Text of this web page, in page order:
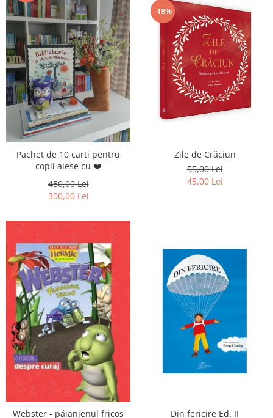
Pachet de 10 carti pentru
copii alese cu ❤️
450,00 Lei
300,00 Lei
-18%
Zile de Crăciun
55,00 Lei
45,00 Lei
Webster - păianjenul fricos
Din fericire Ed. II